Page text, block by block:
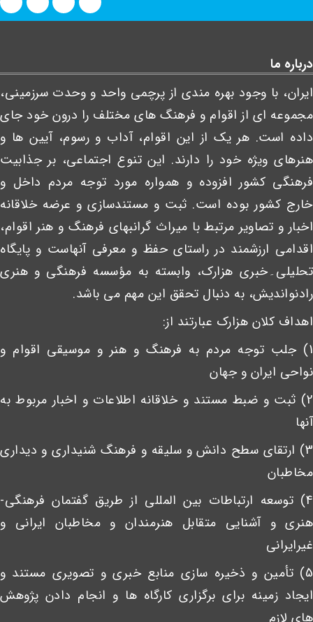
درباره ما
ایران، با وجود بهره مندی از پرچمی واحد و وحدت سرزمینی،
مجموعه ای از اقوام و فرهنگ های مختلف را درون خود جای
داده است. هر یک از این اقوام، آداب و رسوم، آیین ها و
هنرهای ویژه خود را دارند. این تنوع اجتماعی، بر جذابیت
فرهنگی کشور افزوده و همواره مورد توجه مردم داخل و
خارج کشور بوده است. ثبت و مستندسازی و عرضه خلاقانه
اخبار و تصاویر مرتبط با میراث گرانبهای فرهنگ و هنر اقوام،
اقدامی ارزشمند در راستای حفظ و معرفی آنهاست و پایگاه
تحلیلی۔خبری هزارک، وابسته به مؤسسه فرهنگی و هنری
رادنواندیش، به دنبال تحقق این مهم می باشد.
اهداف کلان هزارک عبارتند از:
1) جلب توجه مردم به فرهنگ و هنر و موسیقی اقوام و
نواحی ایران و جهان
2) ثبت و ضبط مستند و خلاقانه اطلاعات و اخبار مربوط به
آنها
3) ارتقای سطح دانش و سلیقه و فرهنگ شنیداری و دیداری
مخاطبان
4) توسعه ارتباطات بین المللی از طریق گفتمان فرهنگی-
هنری و آشنایی متقابل هنرمندان و مخاطبان ایرانی و
غیرایرانی
5) تأمین و ذخیره سازی منابع خبری و تصویری مستند و
ایجاد زمینه برای برگزاری کارگاه ها و انجام دادن پژوهش
های لازم